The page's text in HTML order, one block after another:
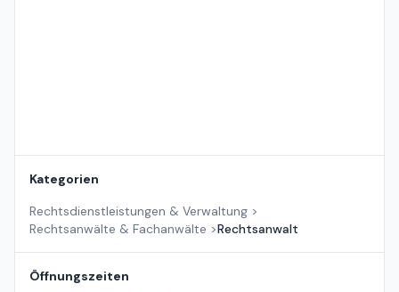
Kategorien
Rechtsdienstleistungen & Verwaltung >
Rechtsanwälte & Fachanwälte >Rechtsanwalt
Öffnungszeiten